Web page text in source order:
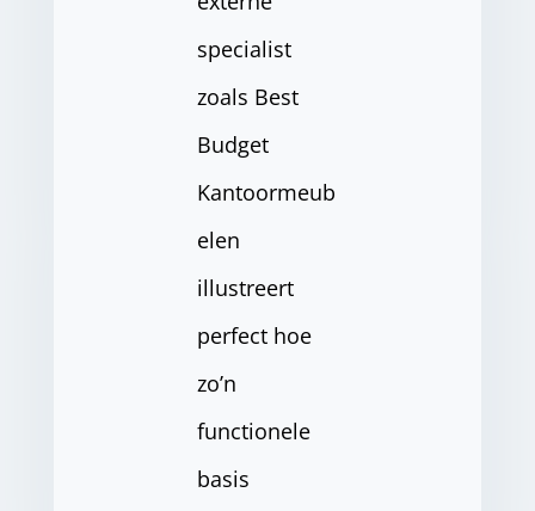
specialist
zoals Best
Budget
Kantoormeub
elen
illustreert
perfect hoe
zo’n
functionele
basis